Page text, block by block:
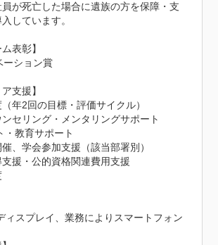
が死亡した場合に遺族の方を保障・支
しています。
表彰】
ーション賞
支援】
（年2回の目標・評価サイクル）
ンセリング・メンタリングサポート
・教育サポート
催、学会参加支援（該当部署別）
支援・公的資格関連費用支援
ィスプレイ、業務によりスマートフォン